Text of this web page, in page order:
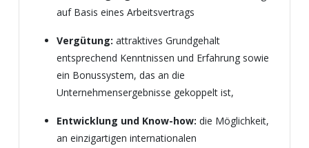
auf Basis eines Arbeitsvertrags
Vergütung: attraktives Grundgehalt
entsprechend Kenntnissen und Erfahrung sowie
ein Bonussystem, das an die
Unternehmensergebnisse gekoppelt ist,
Entwicklung und Know-how: die Möglichkeit,
an einzigartigen internationalen